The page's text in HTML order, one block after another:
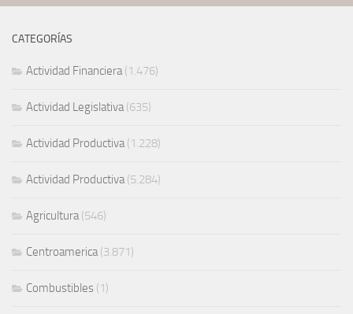
CATEGORÍAS
Actividad Financiera (1.476)
Actividad Legislativa (635)
Actividad Productiva (1.228)
Actividad Productiva (5.284)
Agricultura (546)
Centroamerica (3.871)
Combustibles (1)